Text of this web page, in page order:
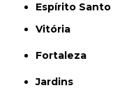
Espírito Santo
Vitória
Fortaleza
Jardins